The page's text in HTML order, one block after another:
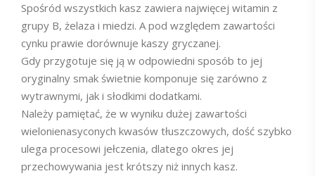
Spośród wszystkich kasz zawiera najwięcej witamin z
grupy B, żelaza i miedzi. A pod względem zawartości
cynku prawie dorównuje kaszy gryczanej.
Gdy przygotuje się ją w odpowiedni sposób to jej
oryginalny smak świetnie komponuje się zarówno z
wytrawnymi, jak i słodkimi dodatkami.
Należy pamiętać, że w wyniku dużej zawartości
wielonienasyconych kwasów tłuszczowych, dość szybko
ulega procesowi jełczenia, dlatego okres jej
przechowywania jest krótszy niż innych kasz.